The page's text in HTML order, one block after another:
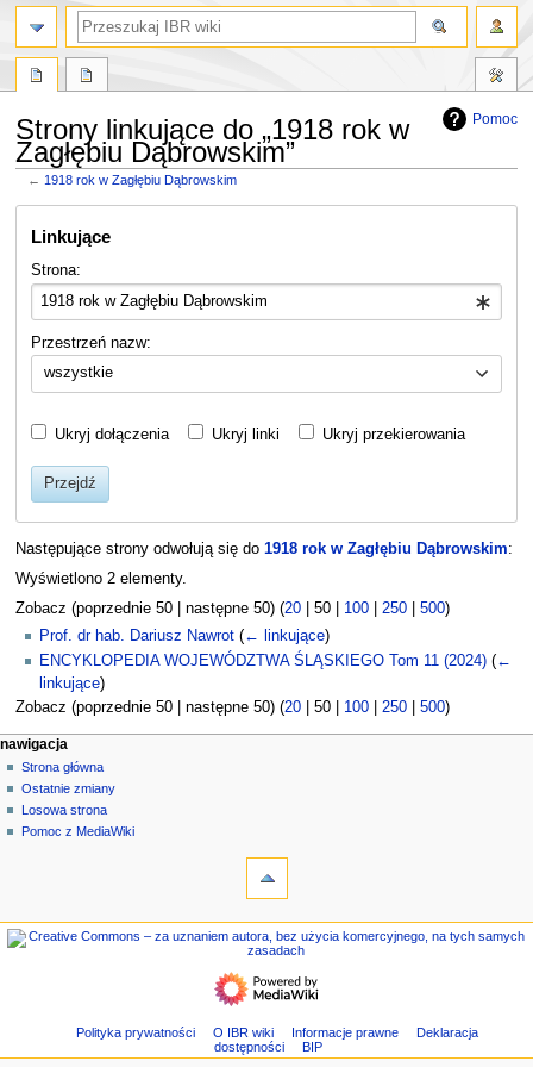
Pomoc
Strony linkujące do „1918 rok w
Zagłębiu Dąbrowskim”
← 1918 rok w Zagłębiu Dąbrowskim
Linkujące
Strona:
Przestrzeń nazw:
wszystkie
Ukryj dołączenia Ukryj linki Ukryj przekierowania
Przejdź
Następujące strony odwołują się do 1918 rok w Zagłębiu Dąbrowskim:
Wyświetlono 2 elementy.
Zobacz (poprzednie 50| następne 50) (20| 50| 100| 250| 500)
Prof. dr hab. Dariusz Nawrot (← linkujące)
ENCYKLOPEDIA WOJEWÓDZTWA ŚLĄSKIEGO Tom 11 (2024) (←
linkujące)
Zobacz (poprzednie 50| następne 50) (20| 50| 100| 250| 500)
M
e
n
u
i
g
j
działania na stronie
strona
dyskusja
czytaj
kod
narzędzia osobiste
zaloguj
się
nawigacja
Strona główna
Ostatnie zmiany
Losowa strona
Pomoc z MediaWiki
szukaj
do
nawigacja
Strona
Polityka prywatności O IBR wiki Informacje prawne
Deklaracja
dostępności
BIP